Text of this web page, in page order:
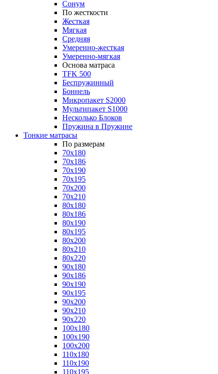
Сонум
По жесткости
Жесткая
Мягкая
Средняя
Умеренно-жесткая
Умеренно-мягкая
Основа матраса
TFK 500
Беспружинный
Боннель
Микропакет S2000
Мультипакет S1000
Несколько Блоков
Пружина в Пружине
Тонкие матрасы
По размерам
70x180
70x186
70x190
70x195
70x200
70x210
80x180
80x186
80x190
80x195
80x200
80x210
80x220
90x180
90x186
90x190
90x195
90x200
90x210
90x220
100x180
100x190
100x200
110x180
110x190
110x195